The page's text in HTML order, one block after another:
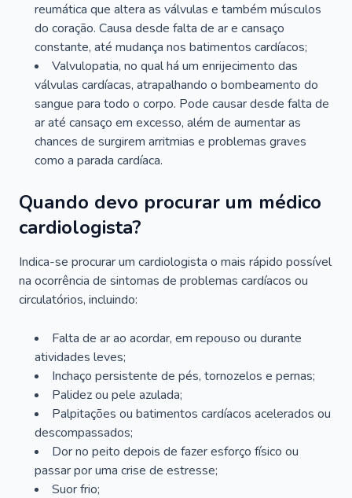
reumática que altera as válvulas e também músculos
do coração. Causa desde falta de ar e cansaço
constante, até mudança nos batimentos cardíacos;
Valvulopatia, no qual há um enrijecimento das
válvulas cardíacas, atrapalhando o bombeamento do
sangue para todo o corpo. Pode causar desde falta de
ar até cansaço em excesso, além de aumentar as
chances de surgirem arritmias e problemas graves
como a parada cardíaca.
Quando devo procurar um médico
cardiologista?
Indica-se procurar um cardiologista o mais rápido possível
na ocorrência de sintomas de problemas cardíacos ou
circulatórios, incluindo:
Falta de ar ao acordar, em repouso ou durante
atividades leves;
Inchaço persistente de pés, tornozelos e pernas;
Palidez ou pele azulada;
Palpitações ou batimentos cardíacos acelerados ou
descompassados;
Dor no peito depois de fazer esforço físico ou
passar por uma crise de estresse;
Suor frio;